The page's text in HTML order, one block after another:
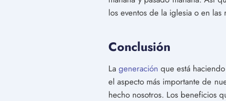
los eventos de la iglesia o en
Conclusión
Lageneración que está
el aspecto más importante de
hecho nosotros. Los beneficios